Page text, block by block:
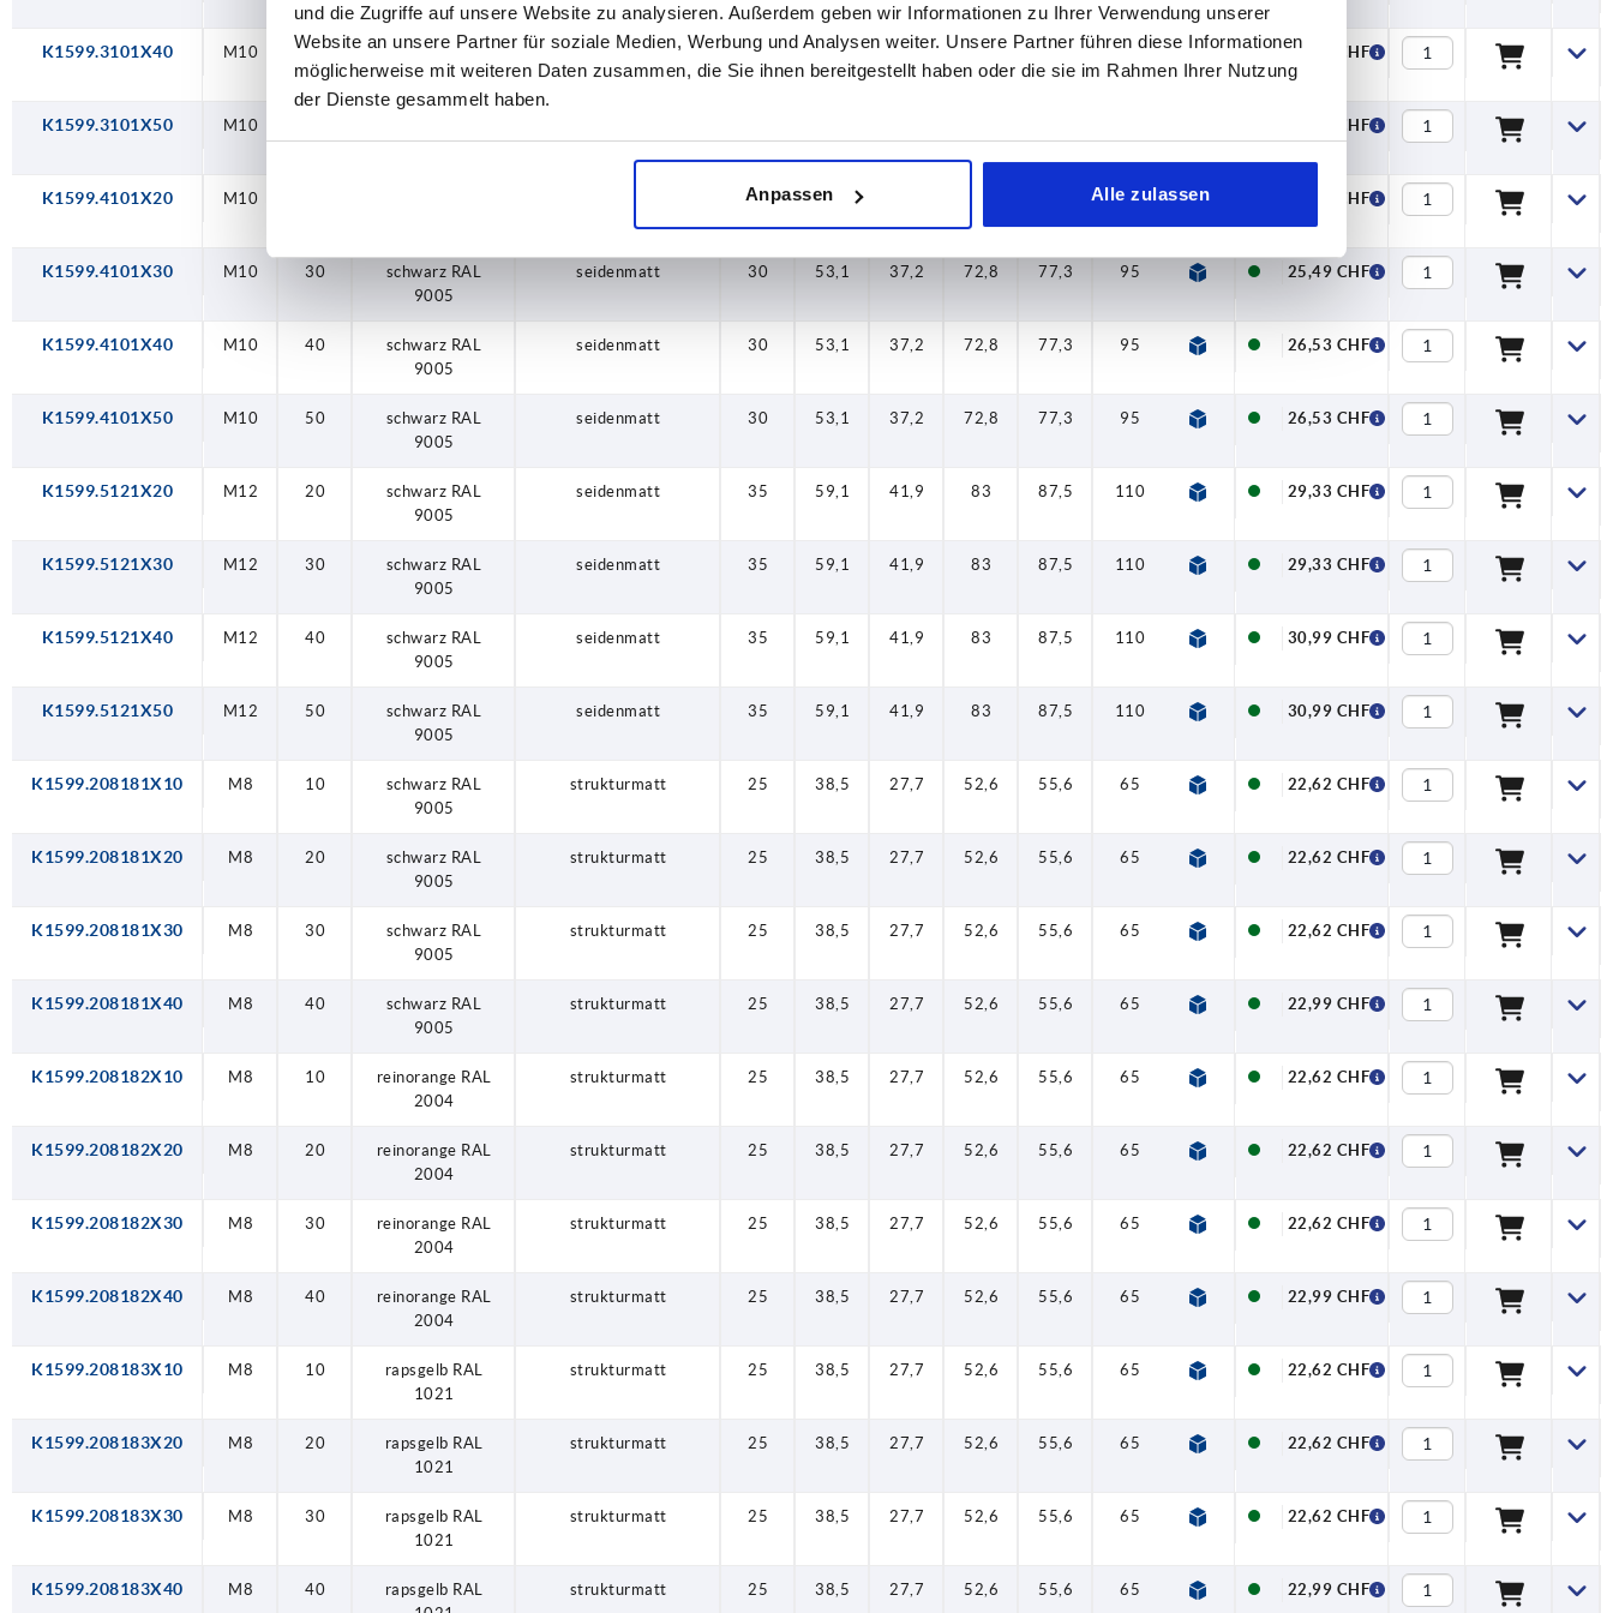
und die Zugriffe auf unsere Website zu analysieren. Außerdem geben wir Informationen zu Ihrer Verwendung unserer
Website an unsere Partner für soziale Medien, Werbung und Analysen weiter. Unsere Partner führen diese Informationen
möglicherweise mit weiteren Daten zusammen, die Sie ihnen bereitgestellt haben oder die sie im Rahmen Ihrer Nutzung
der Dienste gesammelt haben.
Anpassen Alle zulassen
K1599.3101X40 M10 40
schwarz RAL
9005
seidenmatt 30 47 33,9 64,4 68,6 80 95 11,224,01 CHF
K1599.3101X50 M10 24,01 CHF
K1599.4101X20 M10 30 53,1 95 110 25,49 CHF
K1599.4101X30 M10 30
schwarz RAL
9005
seidenmatt 30 53,1 37,2 72,8 77,3 95 110 13,225,49 CHF
K1599.4101X40 M10 40
schwarz RAL
9005
seidenmatt 30 53,1 37,2 72,8 77,3 95 110 13,226,53 CHF
K1599.4101X50 M10 50
schwarz RAL
9005
seidenmatt 30 53,1 37,2 72,8 77,3 95 110 13,226,53 CHF
K1599.5121X20 M12 20
schwarz RAL
9005
seidenmatt 35 59,1 41,9 83 87,5 110 127,5 15,429,33 CHF
K1599.5121X30 M12 30
schwarz RAL
9005
seidenmatt 35 59,1 41,9 83 87,5 110 127,5 15,429,33 CHF
K1599.5121X40 M12 40
schwarz RAL
9005
seidenmatt 35 59,1 41,9 83 87,5 110 127,5 15,430,99 CHF
K1599.5121X50 M12 50
schwarz RAL
9005
seidenmatt 35 59,1 41,9 83 87,5 110 127,5 15,430,99 CHF
K1599.208181X10 M8 10
schwarz RAL
9005
strukturmatt 25 38,5 27,7 52,6 55,6 65 77,5 1022,62 CHF
K1599.208181X20 M8 20
schwarz RAL
9005
strukturmatt 25 38,5 27,7 52,6 55,6 65 77,5 1022,62 CHF
K1599.208181X30 M8 30
schwarz RAL
9005
strukturmatt 25 38,5 27,7 52,6 55,6 65 77,5 1022,62 CHF
K1599.208181X40 M8 40
schwarz RAL
9005
strukturmatt 25 38,5 27,7 52,6 55,6 65 77,5 1022,99 CHF
K1599.208182X10 M8 10
reinorange RAL
2004
strukturmatt 25 38,5 27,7 52,6 55,6 65 77,5 1022,62 CHF
K1599.208182X20 M8 20
reinorange RAL
2004
strukturmatt 25 38,5 27,7 52,6 55,6 65 77,5 1022,62 CHF
K1599.208182X30 M8 30
reinorange RAL
2004
strukturmatt 25 38,5 27,7 52,6 55,6 65 77,5 1022,62 CHF
K1599.208182X40 M8 40
reinorange RAL
2004
strukturmatt 25 38,5 27,7 52,6 55,6 65 77,5 1022,99 CHF
K1599.208183X10 M8 10
rapsgelb RAL
1021
strukturmatt 25 38,5 27,7 52,6 55,6 65 77,5 1022,62 CHF
K1599.208183X20 M8 20
rapsgelb RAL
1021
strukturmatt 25 38,5 27,7 52,6 55,6 65 77,5 1022,62 CHF
K1599.208183X30 M8 30
rapsgelb RAL
1021
strukturmatt 25 38,5 27,7 52,6 55,6 65 77,5 1022,62 CHF
K1599.208183X40 M8 40
rapsgelb RAL
strukturmatt 25 38,5 27,7 52,6 55,6 65 77,5 1022,99 CHF